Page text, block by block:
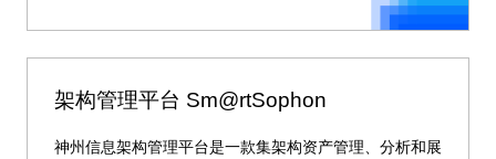
架构管理平台 Sm@rtSophon
神州信息架构管理平台是一款集架构资产管理、分析和展